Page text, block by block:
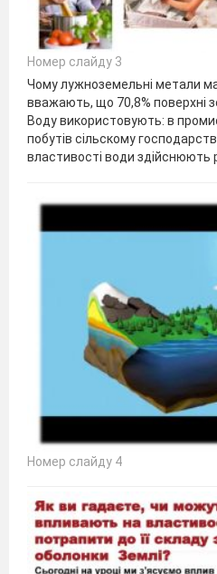
Номер слайду 3
Чому лужноземельні метали
вважають, що 70,8% поверхні
Воду використовують: в
побутів сільскому
властивості води здійснюють
Номер слайду 4